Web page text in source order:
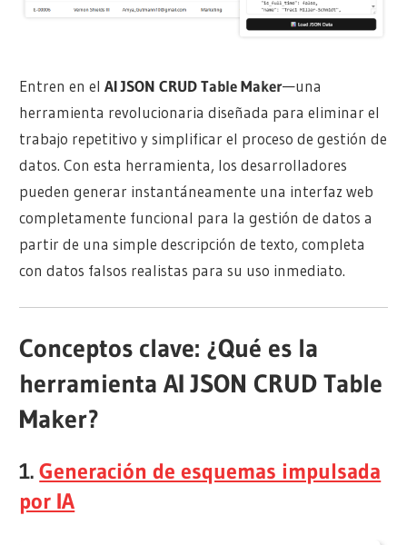
Entren en elAI JSON CRUD Table Maker—una
herramienta revolucionaria diseñada para eliminar el
trabajo repetitivo y simplificar el proceso de gestión de
datos. Con esta herramienta, los desarrolladores
pueden generar instantáneamente una interfaz web
completamente funcional para la gestión de datos a
partir de una simple descripción de texto, completa
con datos falsos realistas para su uso inmediato.
Conceptos clave: ¿Qué es la
herramienta AI JSON CRUD Table
Maker?
1.Generación de esquemas impulsada
por IA